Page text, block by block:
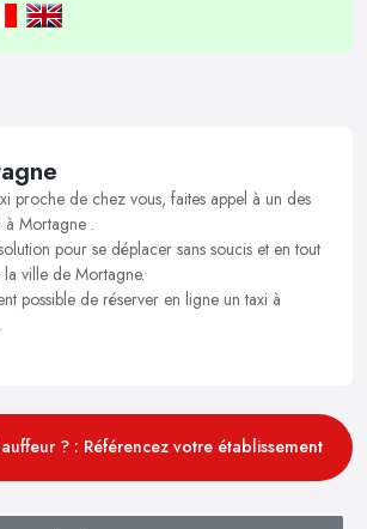
proche de chez vous, faites appel à un des
à Mortagne .
pour se déplacer sans soucis et en tout
ville de Mortagne.
possible de réserver en ligne un taxi à
? : Référencez votre établissement